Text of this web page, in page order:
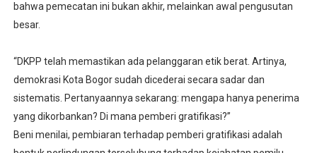
bahwa pemecatan ini bukan akhir, melainkan awal pengusutan
besar.
“DKPP telah memastikan ada pelanggaran etik berat. Artinya,
demokrasi Kota Bogor sudah dicederai secara sadar dan
sistematis. Pertanyaannya sekarang: mengapa hanya penerima
yang dikorbankan? Di mana pemberi gratifikasi?”
Beni menilai, pembiaran terhadap pemberi gratifikasi adalah